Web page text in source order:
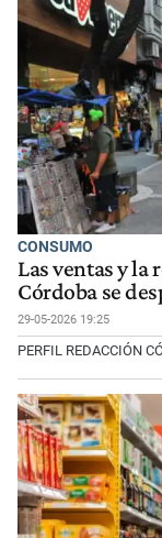
CONSUMO
Las ventas y la
Córdoba se
29-05-2026 19:25
PERFIL REDACCIÓN